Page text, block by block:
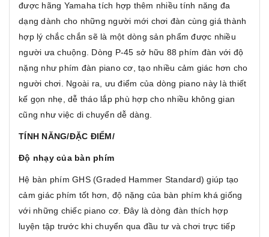
được hãng Yamaha tích hợp thêm nhiều tính năng đa
dạng dành cho những người mới chơi đàn cùng giá thành
hợp lý chắc chắn sẽ là một dòng sản phẩm được nhiều
người ưa chuộng. Dòng P-45 sở hữu 88 phím đàn với độ
nặng như phím đàn piano cơ, tạo nhiều cảm giác hơn cho
người chơi. Ngoài ra, ưu điểm của dòng piano này là thiết
kế gọn nhẹ, dễ tháo lắp phù hợp cho nhiều không gian
cũng như việc di chuyển dễ dàng.
TÍNH NĂNG/ĐẶC ĐIỂM/
Độ nhạy của bàn phím
Hệ bàn phím GHS (Graded Hammer Standard) giúp tạo
cảm giác phím tốt hơn, độ nặng của bàn phím khá giống
với những chiếc piano cơ. Đây là dòng đàn thích hợp
luyện tập trước khi chuyển qua đầu tư và chơi trực tiếp